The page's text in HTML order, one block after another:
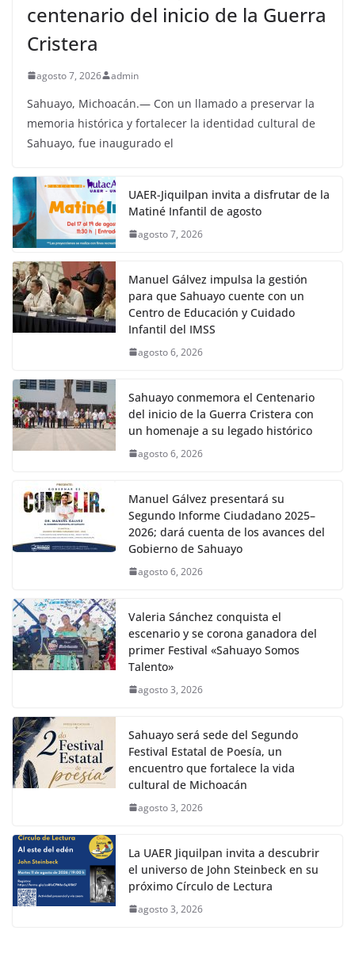
centenario del inicio de la Guerra
Cristera
agosto 7, 2026 admin
Sahuayo, Michoacán.— Con un llamado a preservar la
memoria histórica y fortalecer la identidad cultural de
Sahuayo, fue inaugurado el
UAER-Jiquilpan invita a disfrutar de la
Matiné Infantil de agosto
agosto 7, 2026
Manuel Gálvez impulsa la gestión
para que Sahuayo cuente con un
Centro de Educación y Cuidado
Infantil del IMSS
agosto 6, 2026
Sahuayo conmemora el Centenario
del inicio de la Guerra Cristera con
un homenaje a su legado histórico
agosto 6, 2026
Manuel Gálvez presentará su
Segundo Informe Ciudadano 2025–
2026; dará cuenta de los avances del
Gobierno de Sahuayo
agosto 6, 2026
Valeria Sánchez conquista el
escenario y se corona ganadora del
primer Festival «Sahuayo Somos
Talento»
agosto 3, 2026
Sahuayo será sede del Segundo
Festival Estatal de Poesía, un
encuentro que fortalece la vida
cultural de Michoacán
agosto 3, 2026
La UAER Jiquilpan invita a descubrir
el universo de John Steinbeck en su
próximo Círculo de Lectura
agosto 3, 2026